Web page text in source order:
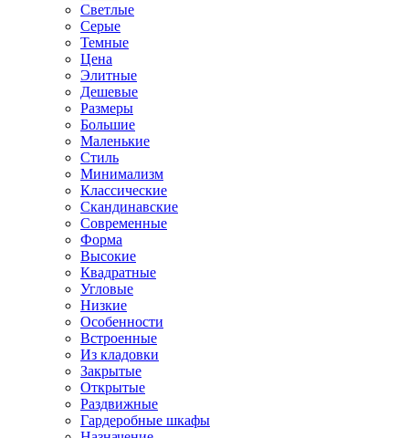
Светлые
Серые
Темные
Цена
Элитные
Дешевые
Размеры
Большие
Маленькие
Стиль
Минимализм
Классические
Скандинавские
Современные
Форма
Высокие
Квадратные
Угловые
Низкие
Особенности
Встроенные
Из кладовки
Закрытые
Открытые
Раздвижные
Гардеробные шкафы